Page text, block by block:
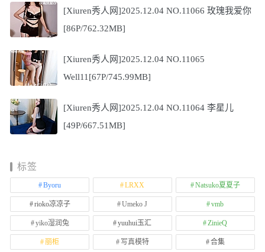
[Xiuren秀人网]2025.12.04 NO.11066 玫瑰我爱你
[86P/762.32MB]
[Xiuren秀人网]2025.12.04 NO.11065
Well11[67P/745.99MB]
[Xiuren秀人网]2025.12.04 NO.11064 李星儿
[49P/667.51MB]
标签
Byoru LRXX Natsuko夏夏子
rioko凉凉子 Umeko J vmb
yiko湿润兔 yuuhui玉汇 ZinieQ
丽柜 写真模特 合集